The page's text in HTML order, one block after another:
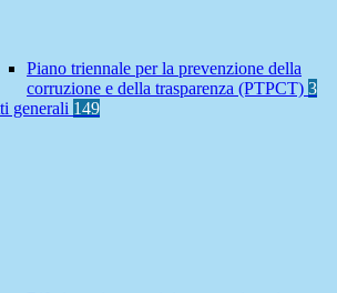
Piano triennale per la prevenzione della
corruzione e della trasparenza (PTPCT) 3
generali 149